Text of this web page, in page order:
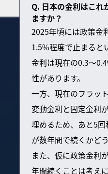
Q. 日本の金利はこれ
ますか？
2025年頃には政策金
1.5%程度で止まると
金利は現在の0.3～
性があります。
一方、現在のフラッ
変動金利と固定金利
埋めるため、あと5
が数年間で続くかど
また、仮に政策金利
年間続くことは考え